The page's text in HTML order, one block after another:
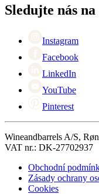
Black Friday
Singles Day
Sledujte nás na
Instagram
Facebook
LinkedIn
YouTube
Pinterest
Wineandbarrels A/S,
VAT nr.: DK-27702937
Obchodní
Zásady ochrany
Cookies